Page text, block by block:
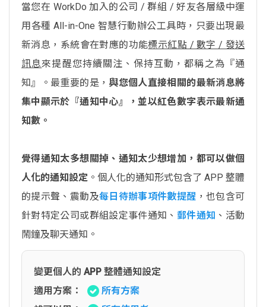
當您在 WorkDo 加入的公司 / 群組 / 好友各層級中運
用各種 All-in-One 智慧行動辦公工具時，只要出現最
新消息，系統會在對應的功能標示紅點 / 數字 / 發送
訊息來提醒您持續關注、保持互動，都稱之為『通
知』。最重要的是， 與您個人直接相關的最新消息將
集中顯示於『通知中心』，並以紅色數字表示最新通
知數。
覺得通知太多想關掉、通知太少想增加，都可以做個
人化的通知設定 。個人化的通知形式包含了 APP 整體
的提示聲、震動及每日待辦事項件數提醒 ，也包含可
針對特定公司或群組設定事件通知、 郵件通知 、活動
鬧鐘及聊天通知。
變更個人的 APP 整體通知設定
適用方案：
所有方案